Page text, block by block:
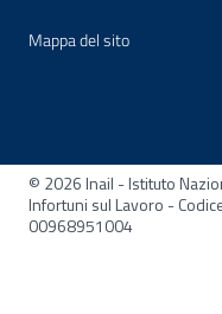
Mappa del sitoSito interno
© 2026 Inail - Istituto
Infortuni sul Lavoro -
00968951004